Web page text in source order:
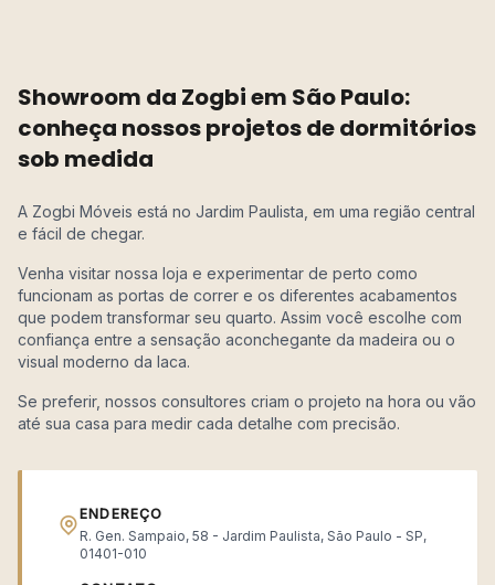
Showroom da Zogbi em São Paulo:
conheça nossos projetos de dormitórios
sob medida
A Zogbi Móveis está no Jardim Paulista, em uma região central
e fácil de chegar.
Venha visitar nossa loja e experimentar de perto como
funcionam as portas de correr e os diferentes acabamentos
que podem transformar seu quarto. Assim você escolhe com
confiança entre a sensação aconchegante da madeira ou o
visual moderno da laca.
Se preferir, nossos consultores criam o projeto na hora ou vão
até sua casa para medir cada detalhe com precisão.
ENDEREÇO
R. Gen. Sampaio, 58 - Jardim Paulista, São Paulo - SP,
01401-010